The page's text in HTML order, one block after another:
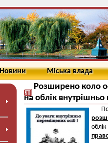
Новини Міська влада
Розширено коло
на облік